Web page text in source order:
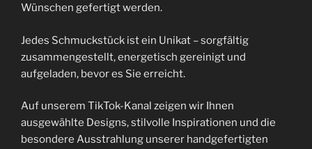
Wünschen gefertigt werden.
Jedes Schmuckstück ist ein Unikat – sorgfältig
zusammengestellt, energetisch gereinigt und
aufgeladen, bevor es Sie erreicht.
Auf unserem TikTok-Kanal zeigen wir Ihnen
ausgewählte Designs, stilvolle Inspirationen und die
besondere Ausstrahlung unserer handgefertigten